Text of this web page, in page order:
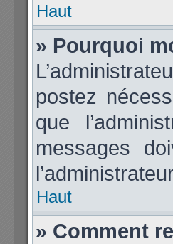
Haut
» Pourquoi
postez
que
messages
Haut
» Comment